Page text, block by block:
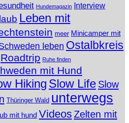
Hundemagazin Interview
Leben mit
meer Minicamper mit
leben Ostalbkreis
Roadtrip Ruhe finden
mit Hund
Hiking Slow Life Slow
Thüringer Wald unterwegs
mit hund VideosZelten mit